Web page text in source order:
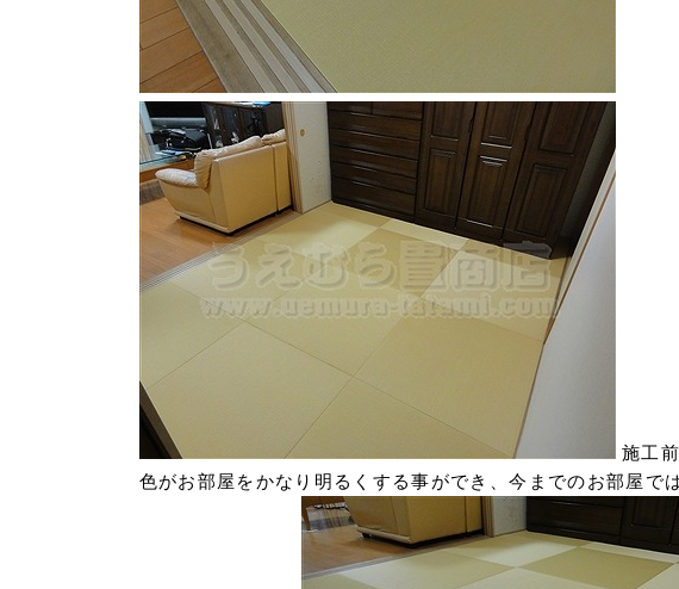
施工
色がお部屋をかなり明るくする事ができ、今までのお部屋で